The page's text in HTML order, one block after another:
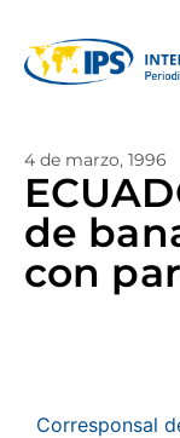
4 de marzo, 1996
de
con
Corresponsal